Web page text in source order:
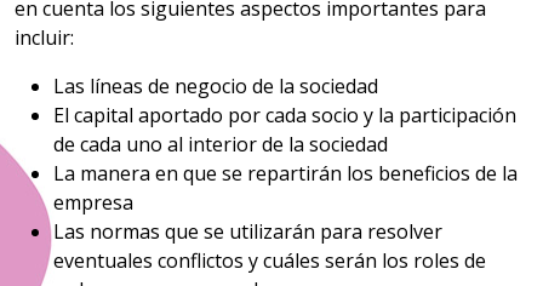
en cuenta los siguientes aspectos importantes para
incluir:
Las líneas de negocio de la sociedad
El capital aportado por cada socio y la participación
de cada uno al interior de la sociedad
La manera en que se repartirán los beneficios de la
empresa
Las normas que se utilizarán para resolver
eventuales conflictos y cuáles serán los roles de